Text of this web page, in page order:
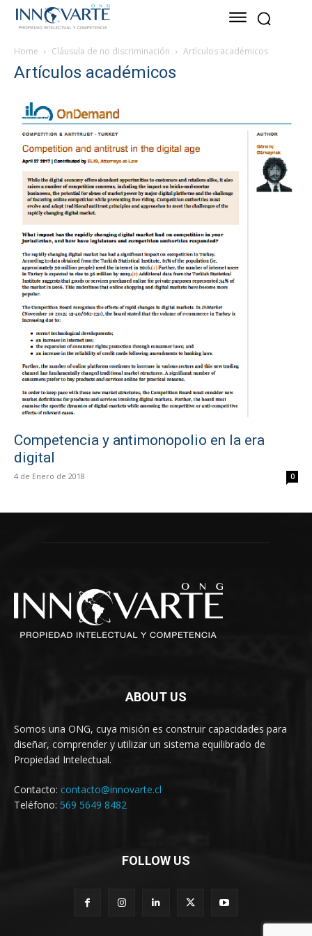
Home Cláusula de no discriminación Artículos académicos
Artículos académicos
Competencia y antimonopolio en la era
digital
4 de Enero de 2018 0
ABOUT US
Somos una ONG, cuya misión es construir capacidades para
diseñar, comprender y utilizar un sistema equilibrado de
Propiedad Intelectual.
Contacto: contacto@innovarte.cl
Teléfono: 569 5649 8482
FOLLOW US